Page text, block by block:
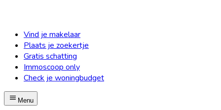
Vind je makelaar
Plaats je zoekertje
Gratis schatting
Immoscoop only
Check je woningbudget
Menu